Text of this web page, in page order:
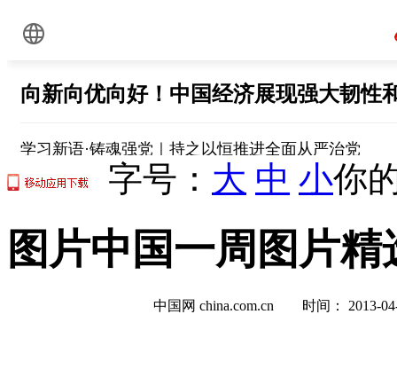
字号： 大 中 小你
图片中国一周图片精
中国网 china.com.cn 时间：